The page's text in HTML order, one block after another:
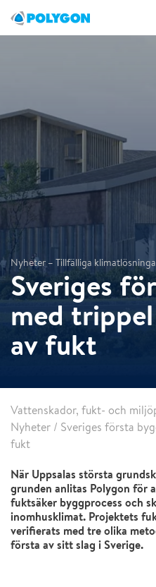
Nyheter – Tillfälliga
Sveriges
med
av fukt
Vattenskador, fukt- och
Nyheter / Sveriges första
fukt
När Uppsalas största
grunden anlitas Polygon för
fuktsäker byggprocess och
inomhusklimat. Projektets
verifierats med tre olika
första av sitt slag i Sverige.